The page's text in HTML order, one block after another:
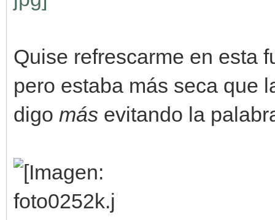
Quise refrescarme en esta
pero estaba más seca que
digo más evitando la